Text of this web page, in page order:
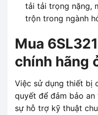
tải tải trọng nặng,
trộn trong ngành
Mua
chính hãng
Việc sử dụng thiết bị
quyết để đảm bảo
sự hỗ trợ kỹ thuật